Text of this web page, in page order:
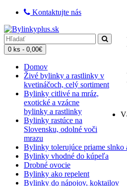
Kontaktujte nás
0 ks - 0,00€
Domov
Živé bylinky a rastlinky v
kvetináčoch, celý sortiment
Bylinky citlivé na mráz,
exotické a vzácne
bylinky a rastlinky
Bylinky rastúce na
Slovensku, odolné voči
mrazu
Bylinky tolerujúce priame slnko
Bylinky vhodné do kúpeľa
Drobné ovocie
Bylinky ako repelent
Bylinky do nápojov, koktailov